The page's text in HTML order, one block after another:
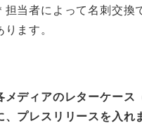
担当者によって名刺交換
ります。
メディアのレターケース
、プレスリリースを入れ